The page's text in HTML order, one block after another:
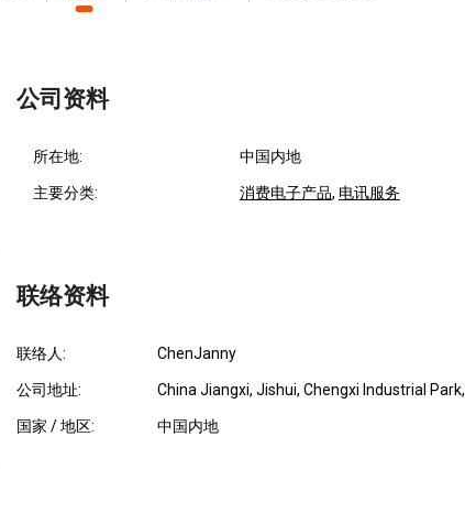
公司资料
所在地: 中国内地
主要分类: 消费电子产品, 电讯服务
联络资料
联络人: ChenJanny
公司地址: China Jiangxi, Jishui, Chengxi Industrial Park,
国家 / 地区: 中国内地